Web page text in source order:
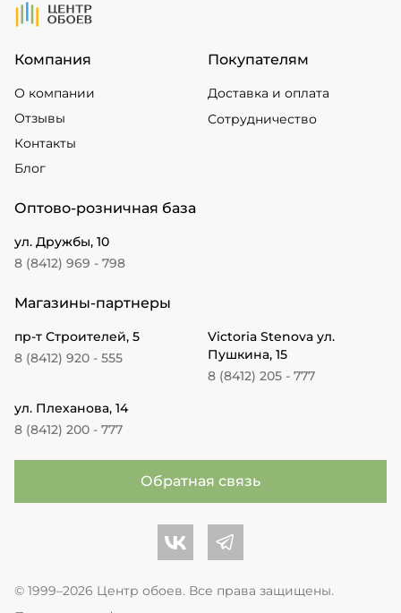
На Главную
Компания
О компании
Отзывы
Контакты
Блог
Покупателям
Доставка и оплата
Сотрудничество
Оптово-розничная база
ул. Дружбы, 10
8 (8412) 969 - 798
Магазины-партнеры
пр-т Строителей, 5
8 (8412) 920 - 555
Victoria Stenova ул.
Пушкина, 15
8 (8412) 205 - 777
ул. Плеханова, 14
8 (8412) 200 - 777
Обратная связь
Центр обоев во Вконтакте
Центр обоев в Телеграме
© 1999–2026 Центр обоев. Все права защищены.